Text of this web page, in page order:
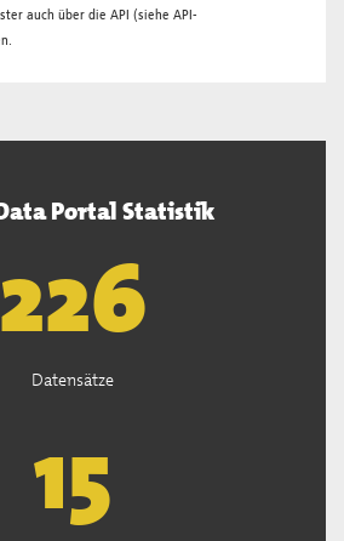
auch über die API (siehe API-
Portal Statistik
227
Datensätze
15